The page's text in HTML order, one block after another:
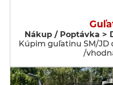
Nákup / Poptávka >
Kúpim guľatinu SM/JD
/